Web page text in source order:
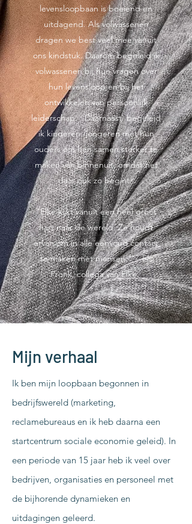
levensloopbaan is boeiend en
uitdagend. Als volwassenen
dragen we best veel mee vanuit
ons kindstuk. Daarom begeleid ik
volwassenen bij hun vragen over
hun levensloop en bij het
ontwikkelen van persoonlijk
leiderschap. Daarnaast begeleid
ik kinderen /jongeren met hun
ouders om hen samen sterker te
maken van binnenuit, omdat het
daar ook zo begint.
"Elke kijkt vanuit een heel groot
hart naar de wereld. Ze houdt
ervan om in alle eenvoud contact
te maken met mensen." - Els
Pronk, collega van Elke.
Mijn verhaal
Ik ben mijn loopbaan begonnen in
bedrijfswereld (marketing,
reclamebureaus en ik heb daarna een
startcentrum sociale economie geleid). In
een periode van 15 jaar heb ik veel over
bedrijven, organisaties en personeel met
de bijhorende dynamieken en
uitdagingen geleerd.